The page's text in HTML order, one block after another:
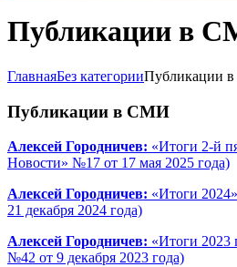
Публикации в
ГлавнаяБез категорииПубликации
Публикации в СМИ
Алексей Городничев: «Итоги 2-й
Новости» №17 от 17 мая 2025 года)
Алексей Городничев: «Итоги
21 декабря 2024 года)
Алексей Городничев: «Итоги 2023
№42 от 9 декабря 2023 года)